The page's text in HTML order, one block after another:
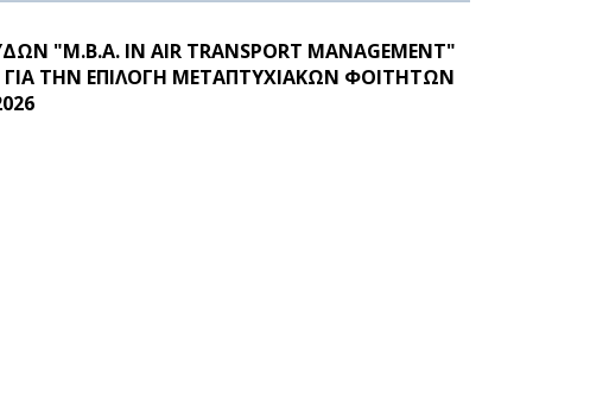
IN AIR TRANSPORT MANAGEMENT"
ΤΗΝ ΕΠΙΛΟΓΗ ΜΕΤΑΠΤΥΧΙΑΚΩΝ ΦΟΙΤΗΤΩΝ